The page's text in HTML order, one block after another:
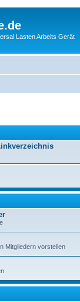
Lasten Arbeits Gerät
Mitgliedern vorstellen